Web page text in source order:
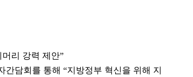
리 강력 제안”
담회를 통해 “지방정부 혁신을 위해 지